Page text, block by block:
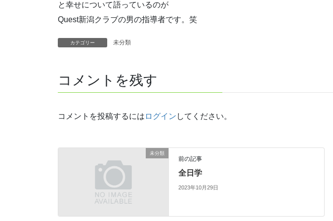
と幸せについて語っているのが
Quest新潟クラブの男の指導者です。笑
カテゴリー 未分類
コメントを残す
コメントを投稿するには ログイン してください。
未分類
前の記事
全日学
2023年10月29日